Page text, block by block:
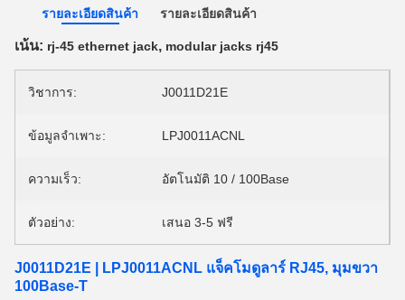
รายละเอียดสินค้า รายละเอียดสินค้า
เน้น: rj-45 ethernet jack, modular jacks rj45
วิชาการ: J0011D21E
ข้อมูลจำเพาะ: LPJ0011ACNL
ความเร็ว: อัตโนมัติ 10 / 100Base
ตัวอย่าง: เสนอ 3-5 ฟรี
J0011D21E | LPJ0011ACNL แจ็คโมดูลาร์ RJ45, มุมขวา
100Base-T